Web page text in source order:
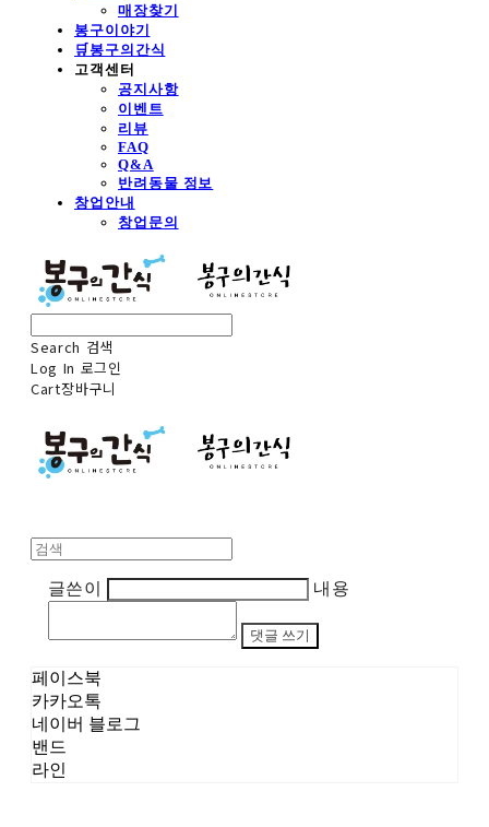
매장찾기
봉구이야기
🛒봉구의간식
고객센터
공지사항
이벤트
리뷰
FAQ
Q&A
반려동물 정보
창업안내
창업문의
Search 검색
Log In 로그인
Cart장바구니
글쓴이 내용
댓글 쓰기
페이스북
카카오톡
네이버 블로그
밴드
라인